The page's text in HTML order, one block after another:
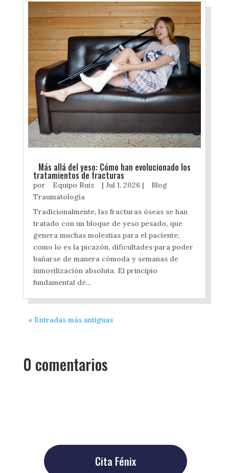
Más allá del yeso: Cómo han evolucionado los
tratamientos de fracturas
por Equipo Ruiz | Jul 1, 2026|
Blog
Traumatología
Tradicionalmente, las fracturas óseas se han
tratado con un bloque de yeso pesado, que
genera muchas molestias para el paciente,
como lo es la picazón, dificultades para poder
bañarse de manera cómoda y semanas de
inmovilización absoluta. El principio
fundamental de...
« Entradas más antiguas
0 comentarios
Cita Fénix